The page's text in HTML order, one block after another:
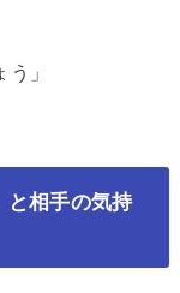
」
と相手の気持